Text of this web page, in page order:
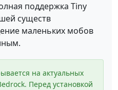
поддержка Tiny
существ
маленьких мобов
на актуальных
Перед установкой